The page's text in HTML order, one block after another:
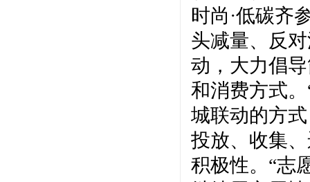
时尚·低碳齐
头减量、反
动，大力倡
和消费方式
城联动的方
投放、收集
积极性。“志